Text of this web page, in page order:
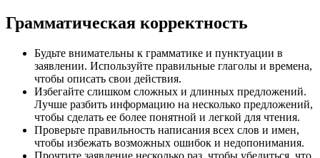
Грамматическая корректность
Будьте внимательны к грамматике и пунктуации в
заявлении. Используйте правильные глаголы и времена,
чтобы описать свои действия.
Избегайте слишком сложных и длинных предложений.
Лучше разбить информацию на несколько предложений,
чтобы сделать ее более понятной и легкой для чтения.
Проверьте правильность написания всех слов и имен,
чтобы избежать возможных ошибок и недопонимания.
Прочтите заявление несколько раз, чтобы убедиться, что